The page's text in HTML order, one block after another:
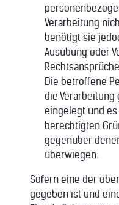
Verarbeitung
benötigt sie
Ausübung oder
Die betroffene
die Verarbeitung
eingelegt und
berechtigten
gegenüber
überwiegen.
Sofern eine der
gegeben ist und